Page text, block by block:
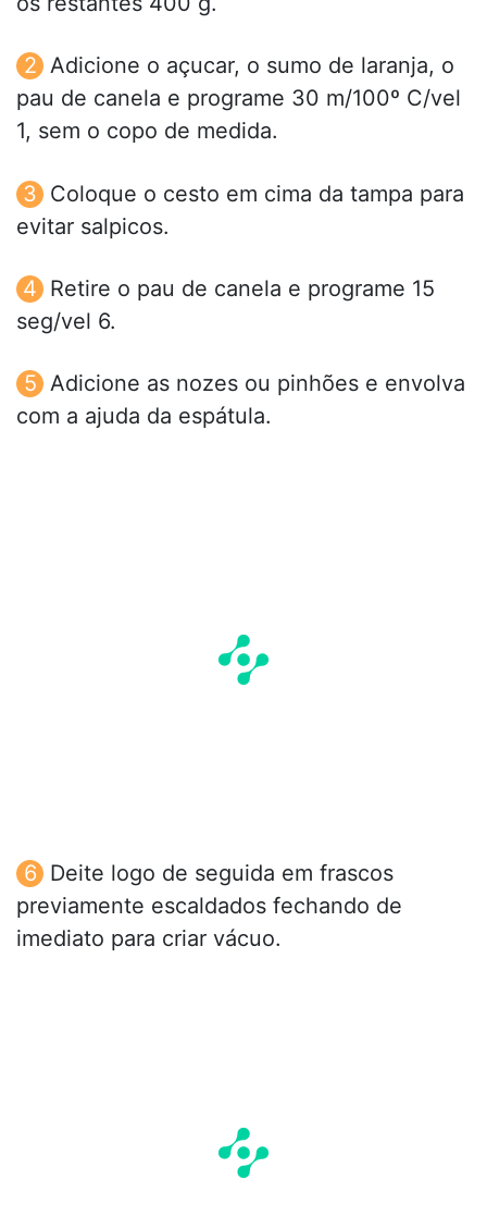
Adicione o açucar, o sumo de laranja, o
pau de canela e programe 30 m/100º C/vel
1, sem o copo de medida.
Coloque o cesto em cima da tampa para
evitar salpicos.
Retire o pau de canela e programe 15
seg/vel 6.
Adicione as nozes ou pinhões e envolva
com a ajuda da espátula.
Deite logo de seguida em frascos
previamente escaldados fechando de
imediato para criar vácuo.